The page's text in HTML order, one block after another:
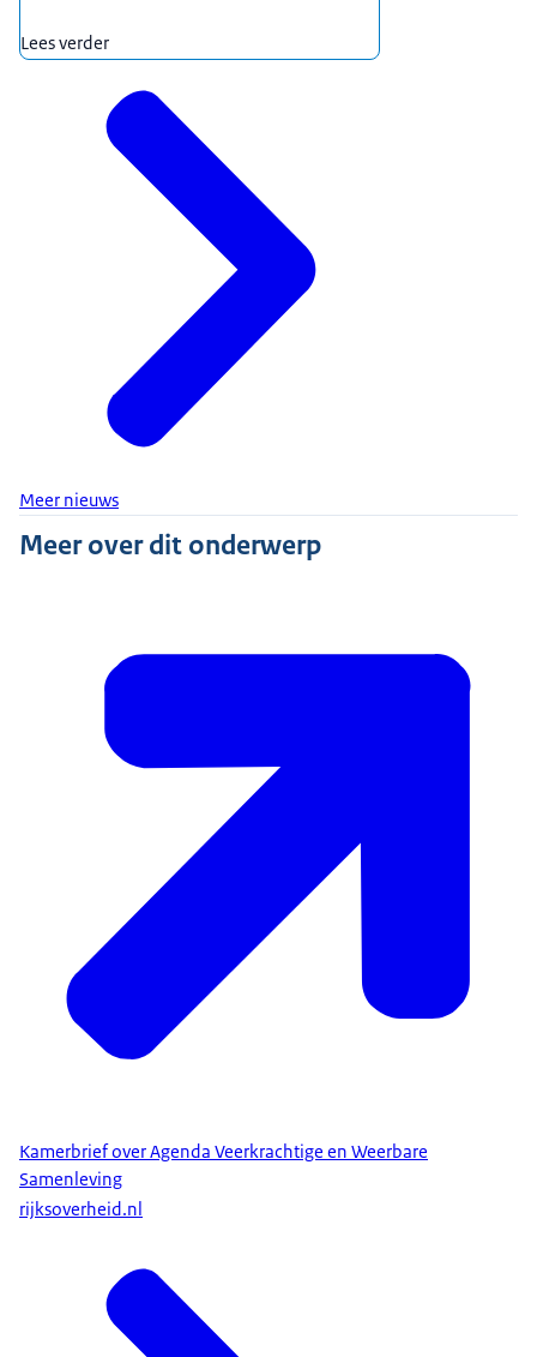
Lees verder
Meer nieuws
Meer over dit onderwerp
Kamerbrief over Agenda Veerkrachtige en Weerbare
Samenleving
rijksoverheid.nl